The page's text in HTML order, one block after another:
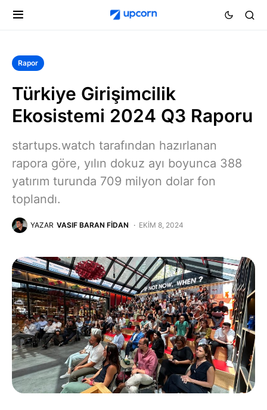
Rapor
Türkiye Girişimcilik
Ekosistemi 2024 Q3 Raporu
startups.watch tarafından hazırlanan
rapora göre, yılın dokuz ayı boyunca 388
yatırım turunda 709 milyon dolar fon
toplandı.
YAZAR VASIF BARAN FIDAN EKIM 8, 2024